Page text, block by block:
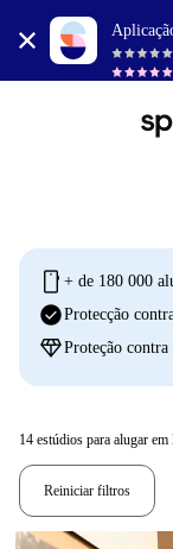
mobile + de 180 000
check_circleProtecção
diamondProteção contra
14 estúdios para alugar
Reiniciar filtros